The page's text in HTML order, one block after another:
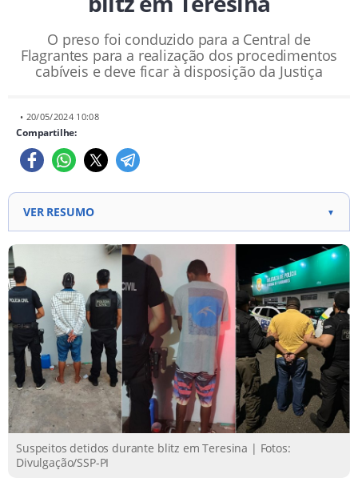
O preso foi conduzido para a Central de
Flagrantes para a realização dos procedimentos
cabíveis e deve ficar à disposição da Justiça
• 20/05/2024 10:08
Compartilhe:
VER RESUMO ▼
15 conduzidos por embriaguez ao volante, 3
mandados de prisão cumpridos e 1 pessoa presa
por uso de documento falso. Homem com
mandado de prisão por furto, posse de arma e
receptação foi preso em blitz no Parque Itararé.
Preso falsificava documentos de falecidos e recebia
benefícios em seus nomes.
Suspeitos detidos durante blitz em Teresina | Fotos:
Divulgação/SSP-PI